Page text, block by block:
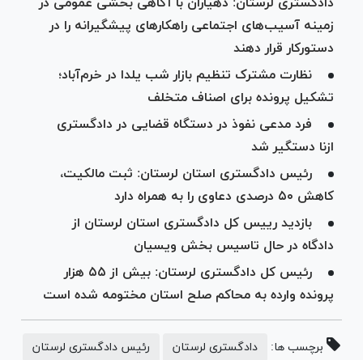
دادگستری لرستان: دهیاران با آگاهی‌ بخشی عمومی در
زمینه آسیب‌های اجتماعی راهکار‌های پیشگیرانه را در
دستورکار قرار دهند
نظارت مشترک تنظیم بازار شب یلدا در خرم‌آباد؛
تشکیل پرونده برای اصناف متخلف
فرد مدعی نفوذ در دستگاه قضایی در دادگستری
ازنا دستگیر شد
رئیس دادگستری استان لرستان: ثبت مالکیت،
کاهش ۵۰ درصدی دعاوی را به همراه دارد
بازدید رییس کل دادگستری استان لرستان از
دادگاه در حال تاسیس بخش ویسیان
رئیس کل دادگستری لرستان: بیش از ۵۵ هزار
پرونده وارده به محاکم صلح استان مختومه شده است
برچسب ها: دادگستری لرستان رئیس دادگستری لرستان